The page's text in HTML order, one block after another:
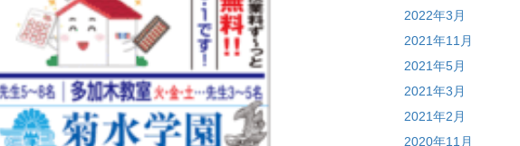
2022年3月
2021年11月
2021年5月
2021年3月
2021年2月
2020年11月